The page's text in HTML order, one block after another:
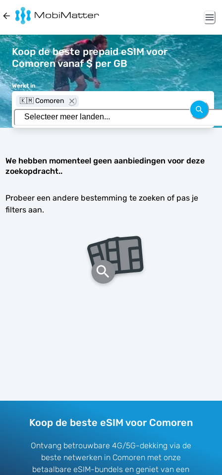
Koop de beste prepaid eSIM voor
Comoren vanaf $ per GB
Werkt in
🇰🇲 Comoren
We hebben momenteel geen aanbiedingen voor deze
zoekopdracht..
Probeer een andere bestemming te zoeken of pas je
filters aan.
Koop de beste eSIM voor Comoren
Ontvang betrouwbare 4G/5G-dekking via de
beste netwerken in Comoren met onze
betaalbare eSIM-bundels en geniet van een